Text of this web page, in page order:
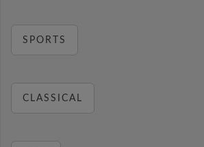
SPORTS
CLASSICAL